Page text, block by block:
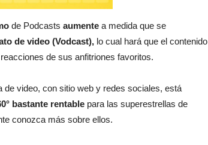
de Podcasts aumente a medida que se
de video (Vodcast), lo cual hará que el contenido
de sus anfitriones favoritos.
de video, con sitio web y redes sociales, está
bastante rentable para las superestrellas de
conozca más sobre ellos.